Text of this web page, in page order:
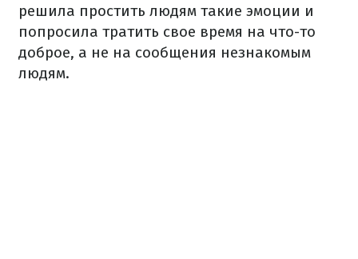
решила простить людям такие эмоции и
попросила тратить свое время на что-то
доброе, а не на сообщения незнакомым
людям.